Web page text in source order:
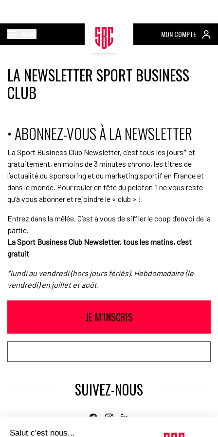
MON COMPTE
LA NEWSLETTER SPORT BUSINESS
CLUB
• ABONNEZ-VOUS À LA NEWSLETTER
La Sport Business Club Newsletter, c’est tous les jours* et
gratuitement, en moins de 3 minutes chrono, les titres de
l’actualité du sponsoring et du marketing sportif en France et
dans le monde. Pour rouler en tête du peloton il ne vous reste
qu’à vous abonner et rejoindre le « club » !
Entrez dans la mêlée. C’est à vous de siffler le coup d’envoi de la
partie.
La Sport Business Club Newsletter, tous les matins, c’est
gratuit
*lundi au vendredi (hors jours fériés). Hebdomadaire (le
vendredi) en juillet et août.
JE M’INSCRIS
SUIVEZ-NOUS